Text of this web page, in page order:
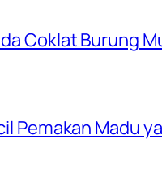
Coklat Burung
Pemakan Madu